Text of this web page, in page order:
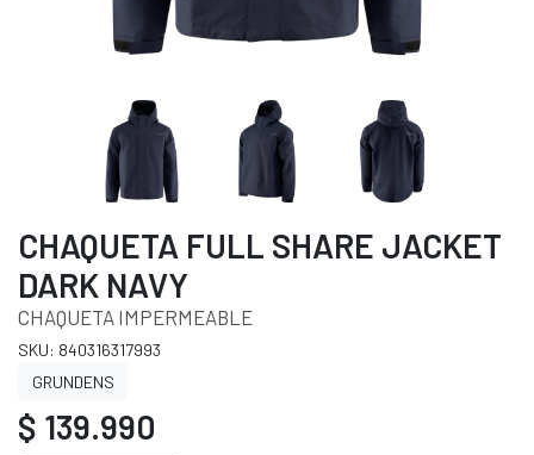
CHAQUETA FULL SHARE JACKET
DARK NAVY
CHAQUETA IMPERMEABLE
SKU: 840316317993
GRUNDENS
$ 139.990